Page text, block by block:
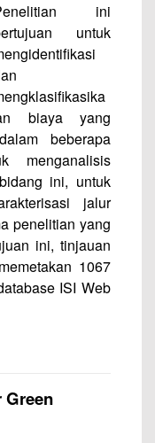
ini
untuk
biaya yang
beberapa
menganalisis
ini, untuk
jalur
penelitian yang
ini, tinjauan
1067
ISI Web
Green